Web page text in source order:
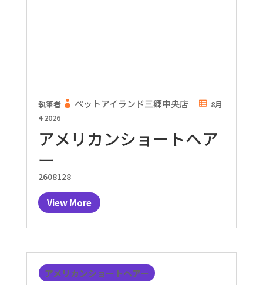
アメリカンショートヘア
ー
執筆者 ペットアイランド三郷中央店
8月
4 2026
2608128
View More
アメリカンショートヘアー